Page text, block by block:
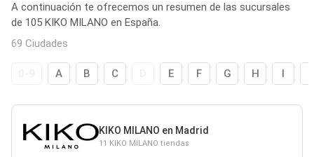
A continuación te ofrecemos un resumen de las sucursales
de 105 KIKO MILANO en España.
69 Ciudades
A B C E F G H I
KIKO MILANO en Madrid
11 KIKO MILANO tiendas